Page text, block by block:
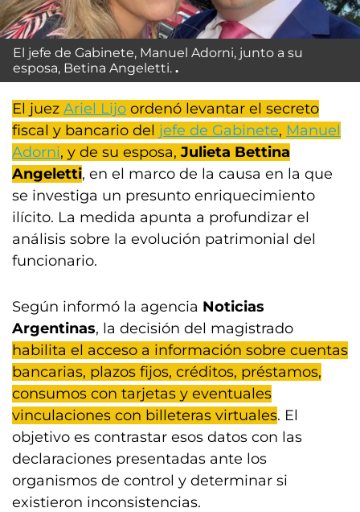
El jefe de Gabinete, Manuel Adorni, junto a su
esposa, Betina Angeletti.
El juez Ariel Lijo ordenó levantar el secreto
fiscal y bancario del jefe de Gabinete, Manuel
Adorni, y de su esposa, Julieta Bettina
Angeletti, en el marco de la causa en la que
se investiga un presunto enriquecimiento
ilícito. La medida apunta a profundizar el
análisis sobre la evolución patrimonial del
funcionario.
Según informó la agencia Noticias
Argentinas, la decisión del magistrado
habilita el acceso a información sobre cuentas
bancarias, plazos fijos, créditos, préstamos,
consumos con tarjetas y eventuales
vinculaciones con billeteras virtuales. El
objetivo es contrastar esos datos con las
declaraciones presentadas ante los
organismos de control y determinar si
existieron inconsistencias.